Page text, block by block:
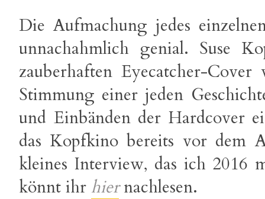
Die Aufmachung jedes
unnachahmlich genial. Suse
zauberhaften Eyecatcher-
Stimmung einer jeden
und Einbänden der Hardcover
das Kopfkino bereits vor dem
kleines Interview, das ich 2016
könnt ihr hiernachlesen.